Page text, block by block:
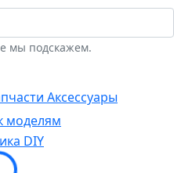
мы подскажем.
Аксессуары
моделям
DIY